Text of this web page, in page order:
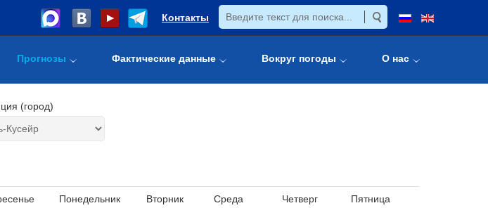
Контакты
Прогнозы Фактические данные Вокруг погоды О нас
(город)
Понедельник
Вторник
Среда
Четверг
Пятница